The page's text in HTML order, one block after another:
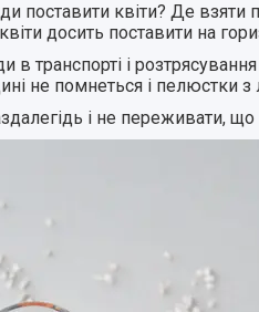
поставити квіти? Де
досить поставити на
транспорті і
не помнеться і пелюстки
і не переживати, що